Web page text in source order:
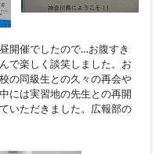
開催でしたので…お腹すき
で楽しく談笑しました。お
の同級生との久々の再会や
には実習地の先生との再開
いただきました。広報部の